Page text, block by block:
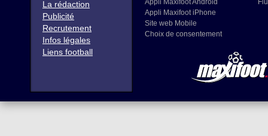
La rédaction
Publicité
Recrutement
Infos légales
Liens football
Appli Maxifoot Android
Appli Maxifoot iPhone
Site web Mobile
Choix de consentement